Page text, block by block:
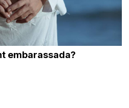
embarassada?